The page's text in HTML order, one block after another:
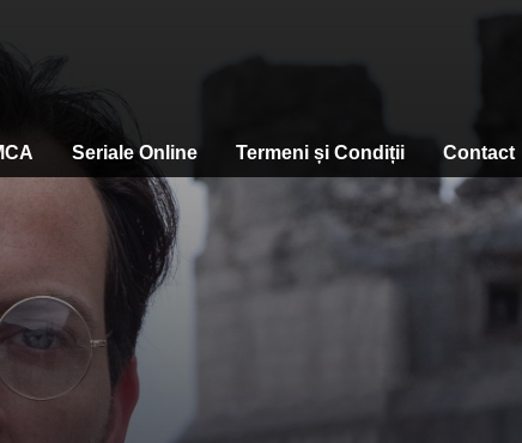
Seriale Online Termeni și Condiții Contact